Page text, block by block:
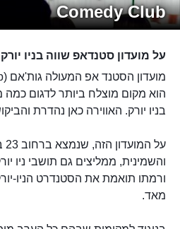
Comedy Club
על מועדון סטנדאפ שווה בניו יורק
הוא מקום מוצלח ביותר לדגום
בניו יורק. האווירה כאן נהדרת
והשמינית, ממליצים גם תושבי ניו
ורמתו תואמת את הסטנדרט הניו-
מאד.